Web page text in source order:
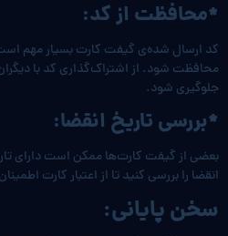
*محافظت از کد:
کد ارسال شده‌ی گیفت کارت بسیار مهم است
محافظت شود. از اشتراک‌گذاری کد با
جلوگیری شود.
*بررسی تاریخ انقضا:
بعضی از گیفت کارت‌ها ممکن است دارای
انقضا را بررسی کنید تا از اعتبار کارت
سخن پایانی: